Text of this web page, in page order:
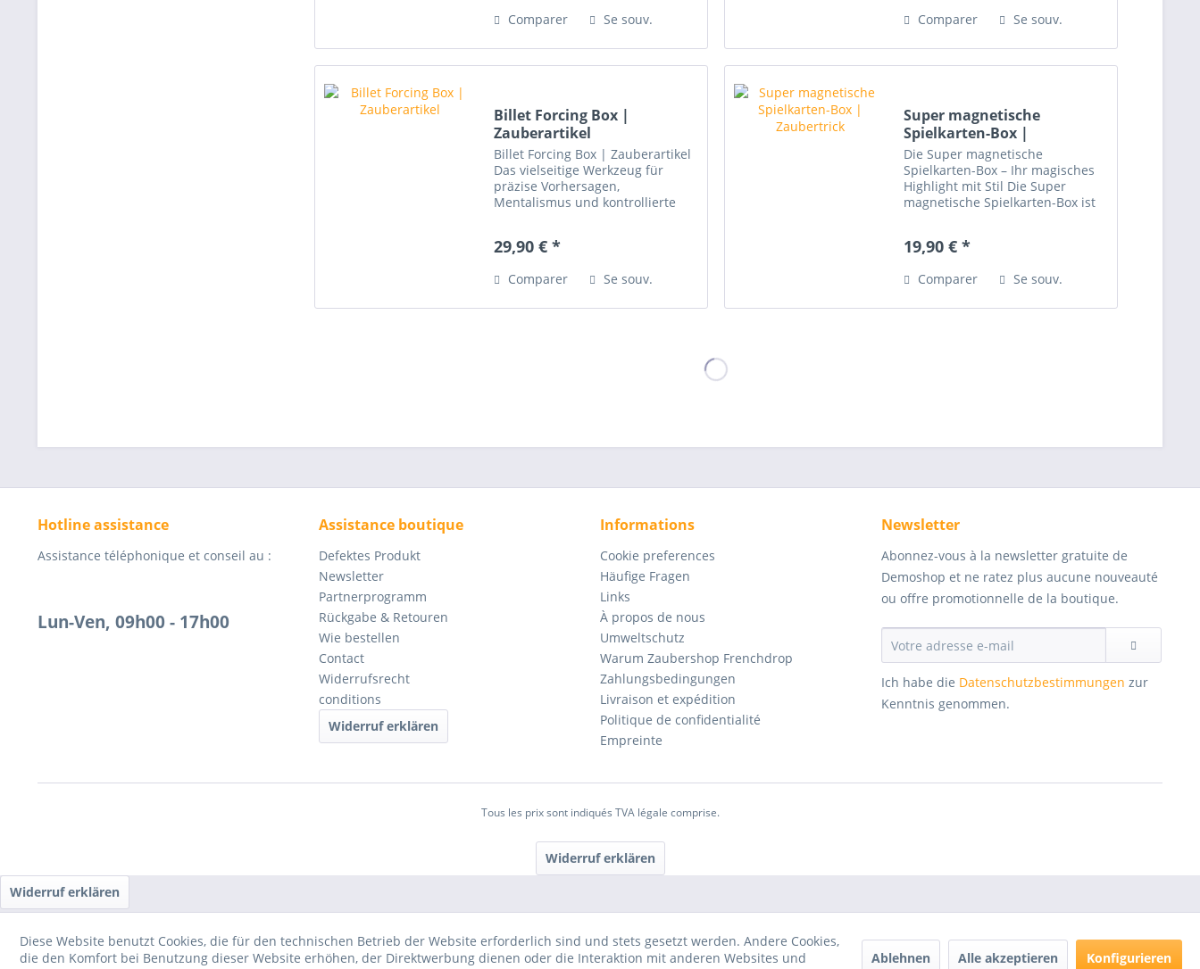
Comparer Se souv. Comparer Se souv.
Billet Forcing Box |
Zauberartikel
Billet Forcing Box | Zauberartikel
Das vielseitige Werkzeug für
präzise Vorhersagen,
Mentalismus und kontrollierte
einfaches wie geniales Hilfsmittel,
29,90 € *
Comparer Se souv.
Super magnetische
Spielkarten-Box |
Zaubertrick
Die Super magnetische
Spielkarten-Box – Ihr magisches
Highlight mit Stil Die Super
magnetische Spielkarten-Box ist
sowohl optisch als auch
19,90 € *
Comparer Se souv.
Hotline assistance
Assistance téléphonique et conseil au :
Lun-Ven, 09h00 - 17h00
Assistance boutique
Defektes Produkt
Newsletter
Partnerprogramm
Rückgabe & Retouren
Wie bestellen
Contact
Widerrufsrecht
conditions
Widerruf erklären
Informations
Cookie preferences
Häufige Fragen
Links
À propos de nous
Umweltschutz
Warum Zaubershop Frenchdrop
Zahlungsbedingungen
Livraison et expédition
Politique de confidentialité
Empreinte
Newsletter
Abonnez-vous à la newsletter gratuite de
Demoshop et ne ratez plus aucune nouveauté
ou offre promotionnelle de la boutique.
Ich habe die Datenschutzbestimmungen zur
Kenntnis genommen.
Tous les prix sont indiqués TVA légale comprise.
Widerruf erklären
Diese Website benutzt Cookies, die für den technischen Betrieb der Website erforderlich sind und stets gesetzt werden. Andere Cookies,
die den Komfort bei Benutzung dieser Website erhöhen, der Direktwerbung dienen oder die Interaktion mit anderen Websites und
Ablehnen Alle akzeptieren Konfigurieren
Widerruf erklären